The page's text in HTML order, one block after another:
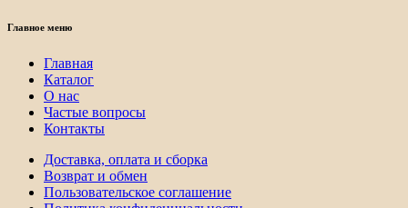
Главное меню
Главная
Каталог
О нас
Частые вопросы
Контакты
Доставка, оплата и сборка
Возврат и обмен
Пользовательское соглашение